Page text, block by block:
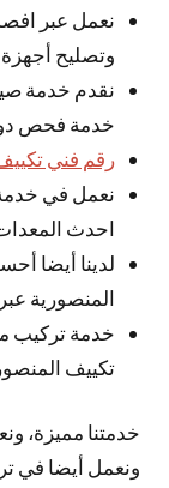
نعمل عبر
وتصليح أجهزة
نقدم خدمة
خدمة فحص
رقم فني
نعمل في
احدث
لدينا أيضا
المنصورية
خدمة تركيب
تكييف
خدمتنا مميزة،
ونعمل أيضا في